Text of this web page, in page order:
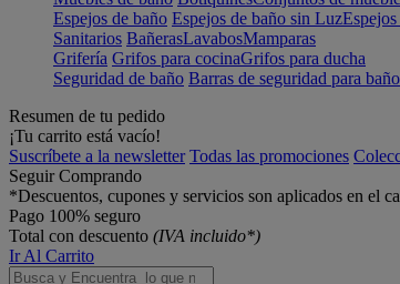
Espejos de baño Espejos de baño sin Luz
Sanitarios BañerasLavabosMamparas
Grifería Grifos para cocinaGrifos para ducha
Seguridad de baño Barras de seguridad para baño
Resumen de tu pedido
¡Tu carrito está vacío!
Suscríbete a la newsletter Todas las promociones
Seguir Comprando
*Descuentos, cupones y servicios son aplicados en el
Pago 100% seguro
Total con descuento (IVA incluido*)
Ir Al Carrito